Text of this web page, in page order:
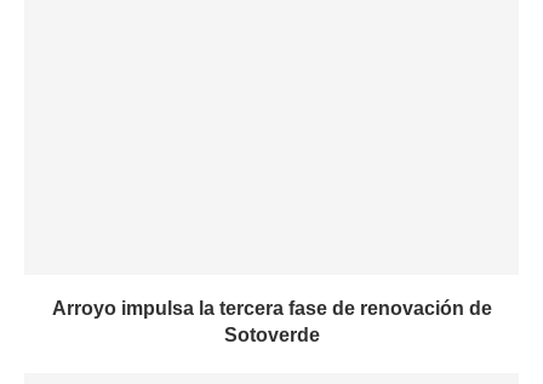
Arroyo impulsa la tercera fase de renovación de
Sotoverde